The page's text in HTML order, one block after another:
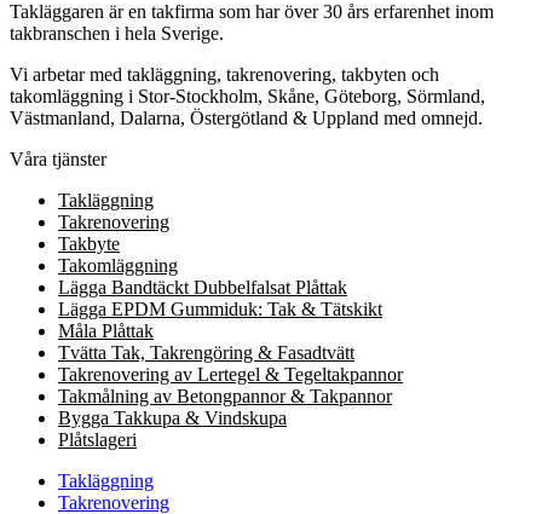
Takläggaren är en takfirma som har över 30 års erfarenhet inom
takbranschen i hela Sverige.
Vi arbetar med takläggning, takrenovering, takbyten och
takomläggning i Stor-Stockholm, Skåne, Göteborg, Sörmland,
Västmanland, Dalarna, Östergötland & Uppland med omnejd.
Våra tjänster
Takläggning
Takrenovering
Takbyte
Takomläggning
Lägga Bandtäckt Dubbelfalsat Plåttak
Lägga EPDM Gummiduk: Tak & Tätskikt
Måla Plåttak
Tvätta Tak, Takrengöring & Fasadtvätt
Takrenovering av Lertegel & Tegeltakpannor
Takmålning av Betongpannor & Takpannor
Bygga Takkupa & Vindskupa
Plåtslageri
Takläggning
Takrenovering